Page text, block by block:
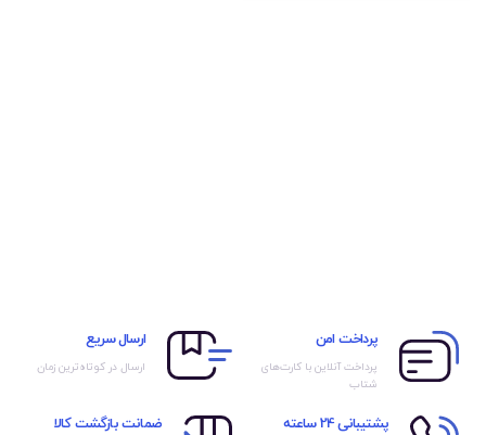
پرداخت امن
پرداخت آنلاین با کارت‌های
شتاب
ارسال سریع
ارسال در کوتاه‌ترین زمان
پشتیبانی 24 ساعته ضمانت بازگشت کالا